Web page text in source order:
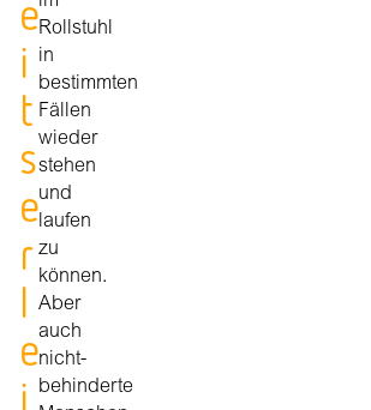
e
i
t
s
e
r
l
e
i
Rollstuhl
in
bestimmten
Fällen
wieder
stehen
und
laufen
zu
können.
Aber
auch
nicht-
behinderte